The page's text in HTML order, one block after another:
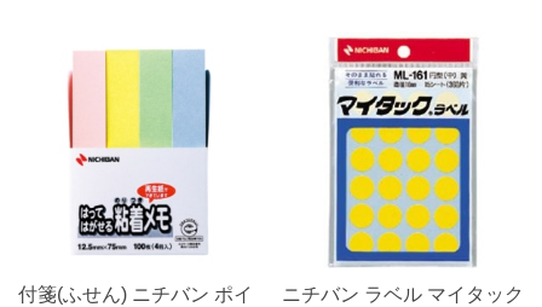
付箋(ふせん) ニチバン ポイ
ニチバン ラベル マイタック